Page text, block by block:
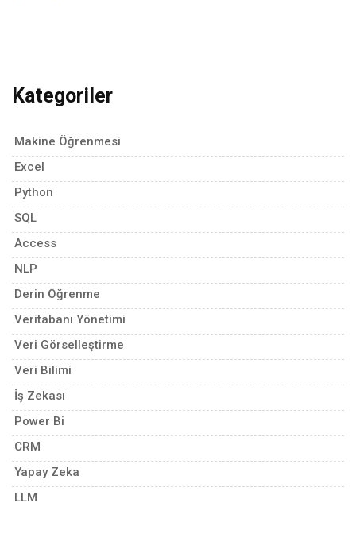
Kategoriler
Makine Öğrenmesi
Excel
Python
SQL
Access
NLP
Derin Öğrenme
Veritabanı Yönetimi
Veri Görselleştirme
Veri Bilimi
İş Zekası
Power Bi
CRM
Yapay Zeka
LLM